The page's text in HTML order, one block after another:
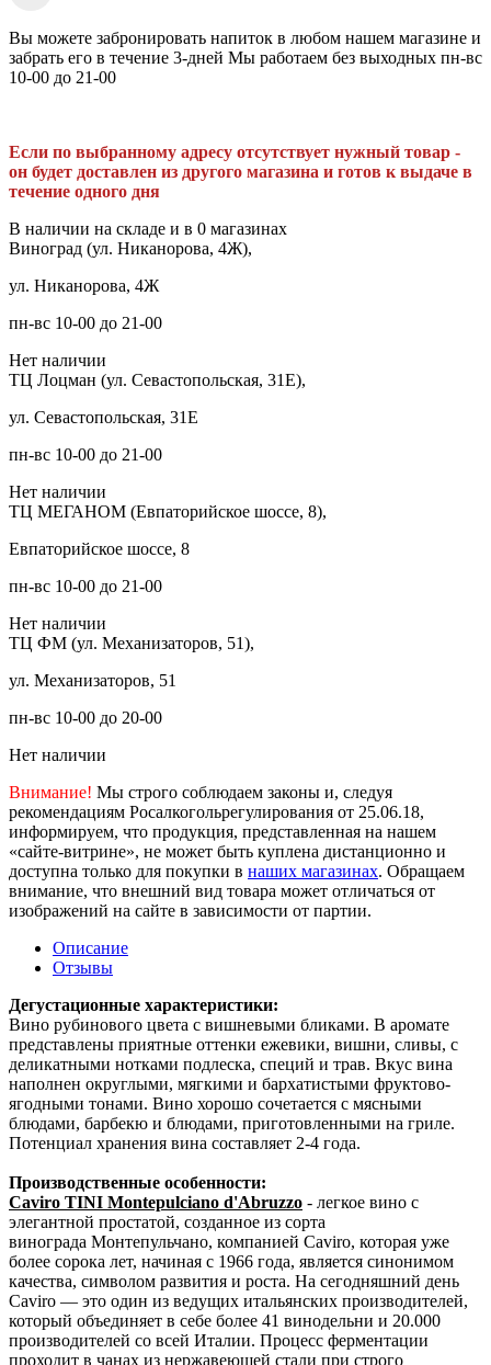
Вы можете забронировать напиток в любом нашем магазине и
забрать его в течение 3-дней Мы работаем без выходных пн-вс
10-00 до 21-00
Если по выбранному адресу отсутствует нужный товар -
он будет доставлен из другого магазина и готов к выдаче в
течение одного дня
В наличии на складе и в 0 магазинах
Виноград (ул. Никанорова, 4Ж),
ул. Никанорова, 4Ж
пн-вс 10-00 до 21-00
Нет наличии
ТЦ Лоцман (ул. Севастопольская, 31Е),
ул. Севастопольская, 31Е
пн-вс 10-00 до 21-00
Нет наличии
ТЦ МЕГАНОМ (Евпаторийское шоссе, 8),
Евпаторийское шоссе, 8
пн-вс 10-00 до 21-00
Нет наличии
ТЦ ФМ (ул. Механизаторов, 51),
ул. Механизаторов, 51
пн-вс 10-00 до 20-00
Нет наличии
Внимание! Мы строго соблюдаем законы и, следуя
рекомендациям Росалкогольрегулирования от 25.06.18,
информируем, что продукция, представленная на нашем
«сайте-витрине», не может быть куплена дистанционно и
доступна только для покупки в наших магазинах. Обращаем
внимание, что внешний вид товара может отличаться от
изображений на сайте в зависимости от партии.
Описание
Отзывы
Дегустационные характеристики:
Вино рубинового цвета с вишневыми бликами. В аромате
представлены приятные оттенки ежевики, вишни, сливы, с
деликатными нотками подлеска, специй и трав. Вкус вина
наполнен округлыми, мягкими и бархатистыми фруктово-
ягодными тонами. Вино хорошо сочетается с мясными
блюдами, барбекю и блюдами, приготовленными на гриле.
Потенциал хранения вина составляет 2-4 года.
Производственные особенности:
Caviro TINI Montepulciano d'Abruzzo - легкое вино с
элегантной простатой, созданное из сорта
винограда Монтепульчано, компанией Caviro, которая уже
более сорока лет, начиная с 1966 года, является синонимом
качества, символом развития и роста. На сегодняшний день
Caviro — это один из ведущих итальянских производителей,
который объединяет в себе более 41 винодельни и 20.000
производителей со всей Италии. Процесс ферментации
проходит в чанах из нержавеющей стали при строго